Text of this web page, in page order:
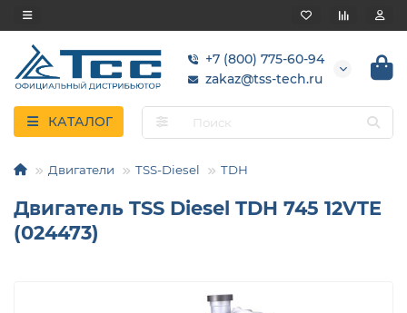
+7 (800) 775-60-94
zakaz@tss-tech.ru
КАТАЛОГ
Двигатели TSS-Diesel TDH
Двигатель TSS Diesel TDH 745 12VTE
(024473)